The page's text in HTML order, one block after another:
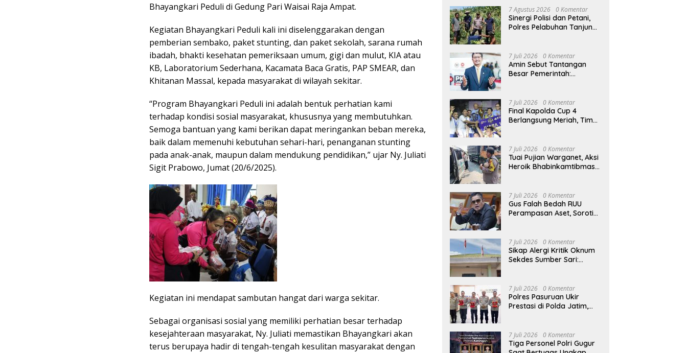
Bhayangkari Peduli di Gedung Pari Waisai Raja Ampat.
Kegiatan Bhayangkari Peduli kali ini diselenggarakan dengan
pemberian sembako, paket stunting, dan paket sekolah, sarana rumah
ibadah, bhakti kesehatan pemeriksaan umum, gigi dan mulut, KIA atau
KB, Laboratorium Sederhana, Kacamata Baca Gratis, PAP SMEAR, dan
Khitanan Massal, kepada masyarakat di wilayah sekitar.
“Program Bhayangkari Peduli ini adalah bentuk perhatian kami
terhadap kondisi sosial masyarakat, khususnya yang membutuhkan.
Semoga bantuan yang kami berikan dapat meringankan beban mereka,
baik dalam memenuhi kebutuhan sehari-hari, penanganan stunting
pada anak-anak, maupun dalam mendukung pendidikan,” ujar Ny. Juliati
Sigit Prabowo, Jumat (20/6/2025).
Kegiatan ini mendapat sambutan hangat dari warga sekitar.
Sebagai organisasi sosial yang memiliki perhatian besar terhadap
kesejahteraan masyarakat, Ny. Juliati memastikan Bhayangkari akan
terus berupaya hadir di tengah-tengah kesulitan masyarakat dengan
7 Agustus 2026 0 Komentar
Sinergi Polisi dan Petani,
Polres Pelabuhan Tanjung
7 Juli 2026 0 Komentar
Amin Sebut Tantangan
Besar Pemerintah:
Konsumen, tapi Dorong
Banyak Pelaku Usaha
Digital
7 Juli 2026 0 Komentar
Final Kapolda Cup 4
Berlangsung Meriah, Tim
7 Juli 2026 0 Komentar
Tuai Pujian Warganet, Aksi
Heroik Bhabinkamtibmas
Bus di Nganjuk
7 Juli 2026 0 Komentar
Gus Falah Bedah RUU
Perampasan Aset, Soroti
Kejaksaan
7 Juli 2026 0 Komentar
Sikap Alergi Kritik Oknum
Sekdes Sumber Sari:
Dipertanyakan Soal
Bendera Lusuh dan
Layanan PATEN CETAR
7 Juli 2026 0 Komentar
Polres Pasuruan Ukir
Prestasi di Polda Jatim,
Ungkap Kasus
7 Juli 2026 0 Komentar
Tiga Personel Polri Gugur